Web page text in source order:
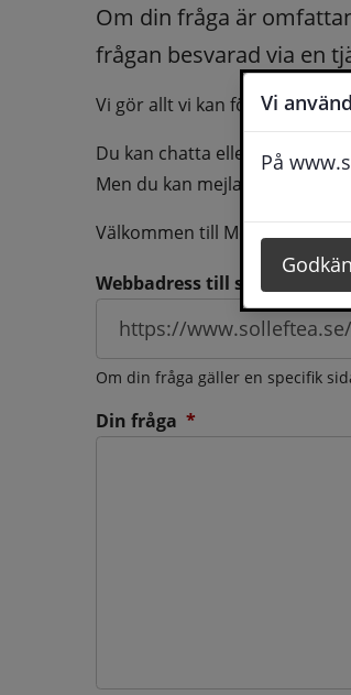
Vi
På
Om din fråga är
frågan besvarad via en
Vi gör allt vi kan för att du ska
Du kan chatta eller ringa oss
Men du kan mejla oss din
Välkommen till
Webbadress till sidan som
Om din fråga gäller en specifik
Din fråga *